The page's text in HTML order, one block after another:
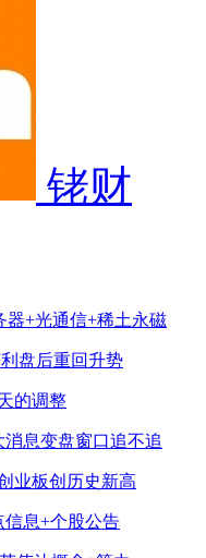
铑财
+光通信+稀土永磁
盘后重回升势
的调整
消息变盘窗口追不追
业板创历史新高
信息+个股公告